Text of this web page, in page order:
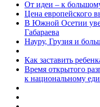
От идеи – к
Цена европейского
В Южной Осетии
Габараева
Науру, Грузия и
Как заставить
Время открытого
к национальному